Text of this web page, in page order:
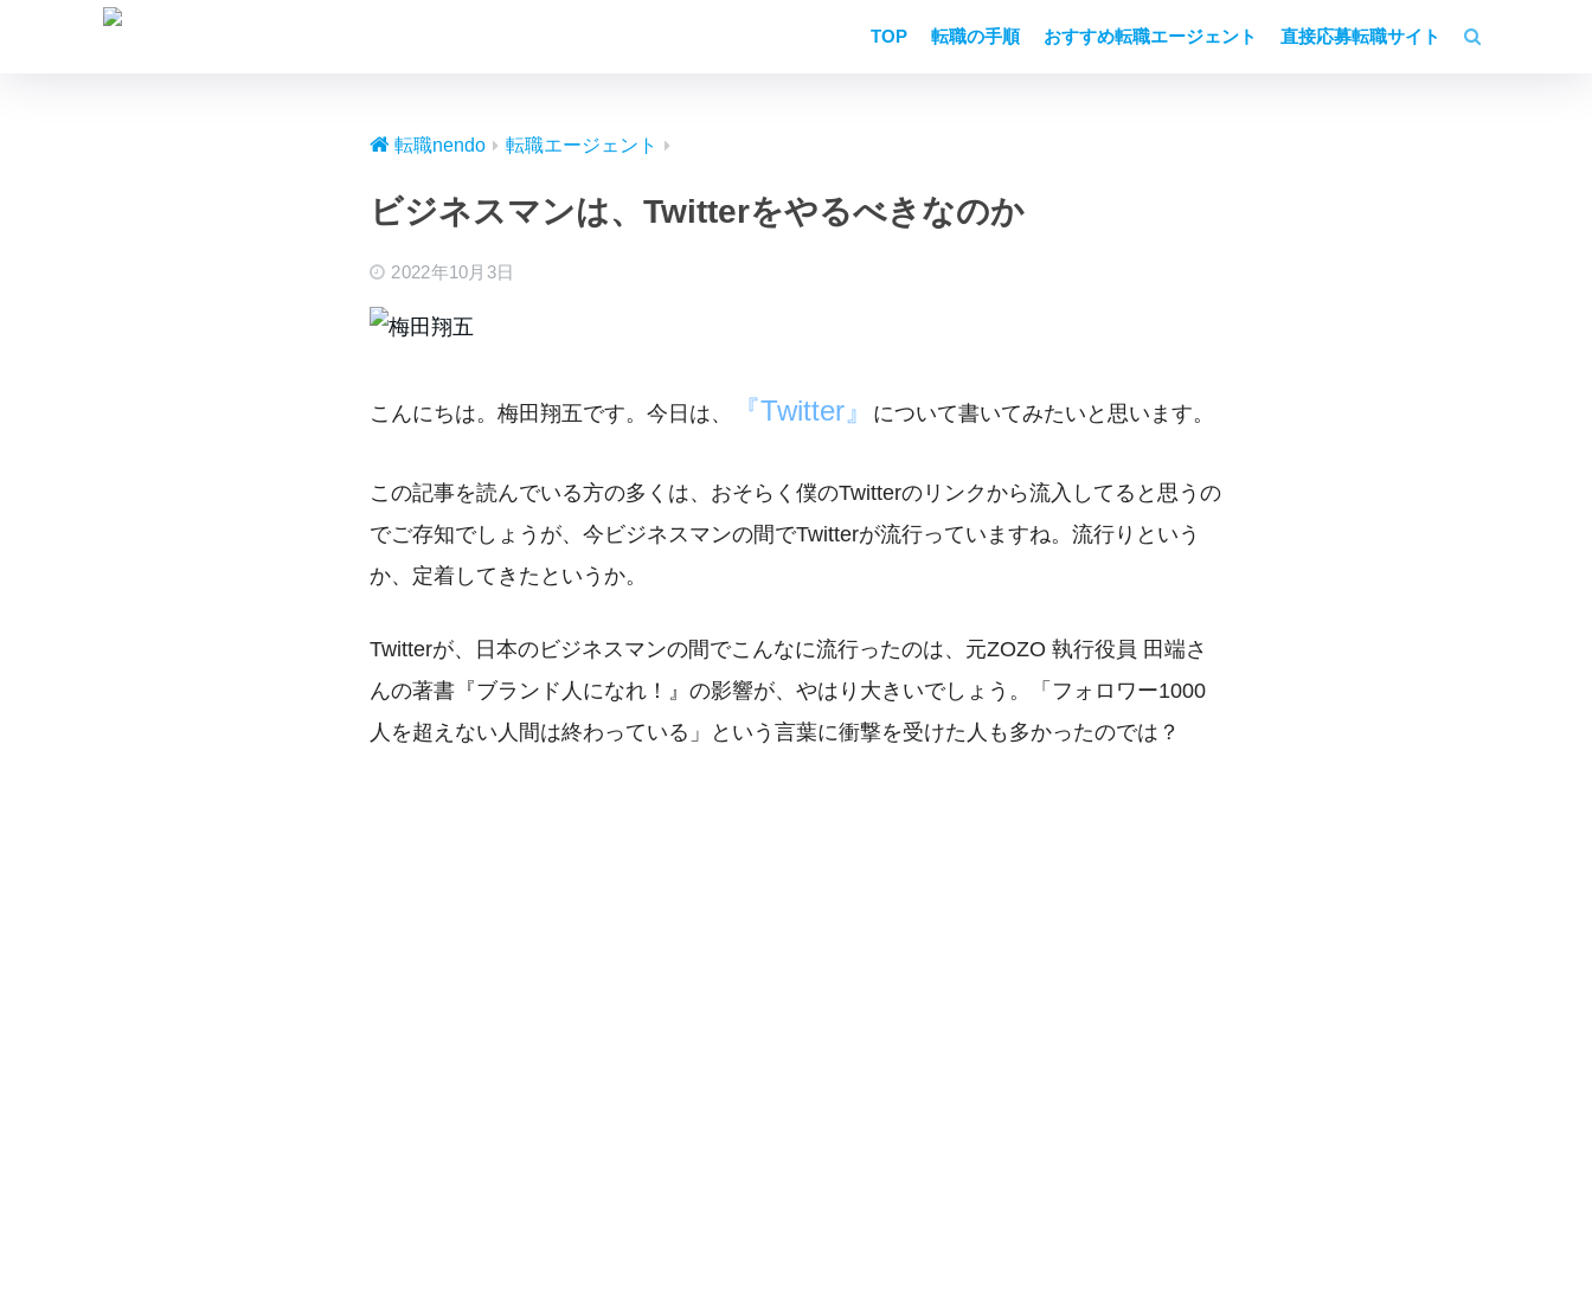
TOP 転職の手順 おすすめ転職エージェント 直接応募転職サイト
転職nendo 転職エージェント
ビジネスマンは、Twitterをやるべきなのか
2022年10月3日
こんにちは。梅田翔五です。今日は、 『Twitter』 について書いてみたいと思います。
この記事を読んでいる方の多くは、おそらく僕のTwitterのリンクから流入してると思うの
でご存知でしょうが、今ビジネスマンの間でTwitterが流行っていますね。流行りという
か、定着してきたというか。
Twitterが、日本のビジネスマンの間でこんなに流行ったのは、元ZOZO 執行役員 田端さ
んの著書 『ブランド人になれ！』 の影響が、やはり大きいでしょう。
「フォロワー1000
人を超えない人間は終わっている」
という言葉に衝撃を受けた人も多かったのでは？